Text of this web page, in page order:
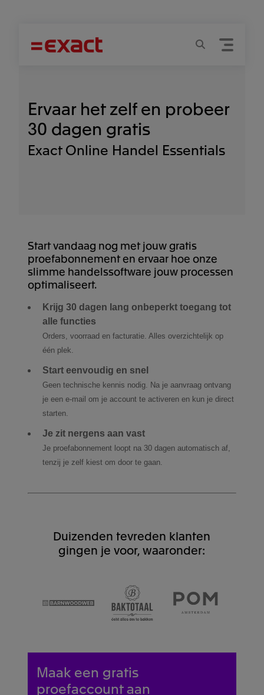
Menu
Zoeken
Ervaar het zelf en probeer
30 dagen gratis
Exact Online Handel Essentials
Start vandaag nog met jouw gratis
proefabonnement en ervaar hoe onze
slimme handelssoftware jouw processen
optimaliseert.
Krijg 30 dagen lang onbeperkt toegang tot
alle functies
Orders, voorraad en facturatie. Alles overzichtelijk op
één plek.
Start eenvoudig en snel
Geen technische kennis nodig. Na je aanvraag ontvang
je een e-mail om je account te activeren en kun je direct
starten.
Je zit nergens aan vast
Je proefabonnement loopt na 30 dagen automatisch af,
tenzij je zelf kiest om door te gaan.
Duizenden tevreden klanten
gingen je voor, waaronder:
Maak een gratis
proefaccount aan